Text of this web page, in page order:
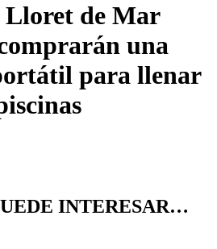
Lloret de Mar
una
para llenar
INTERESAR…